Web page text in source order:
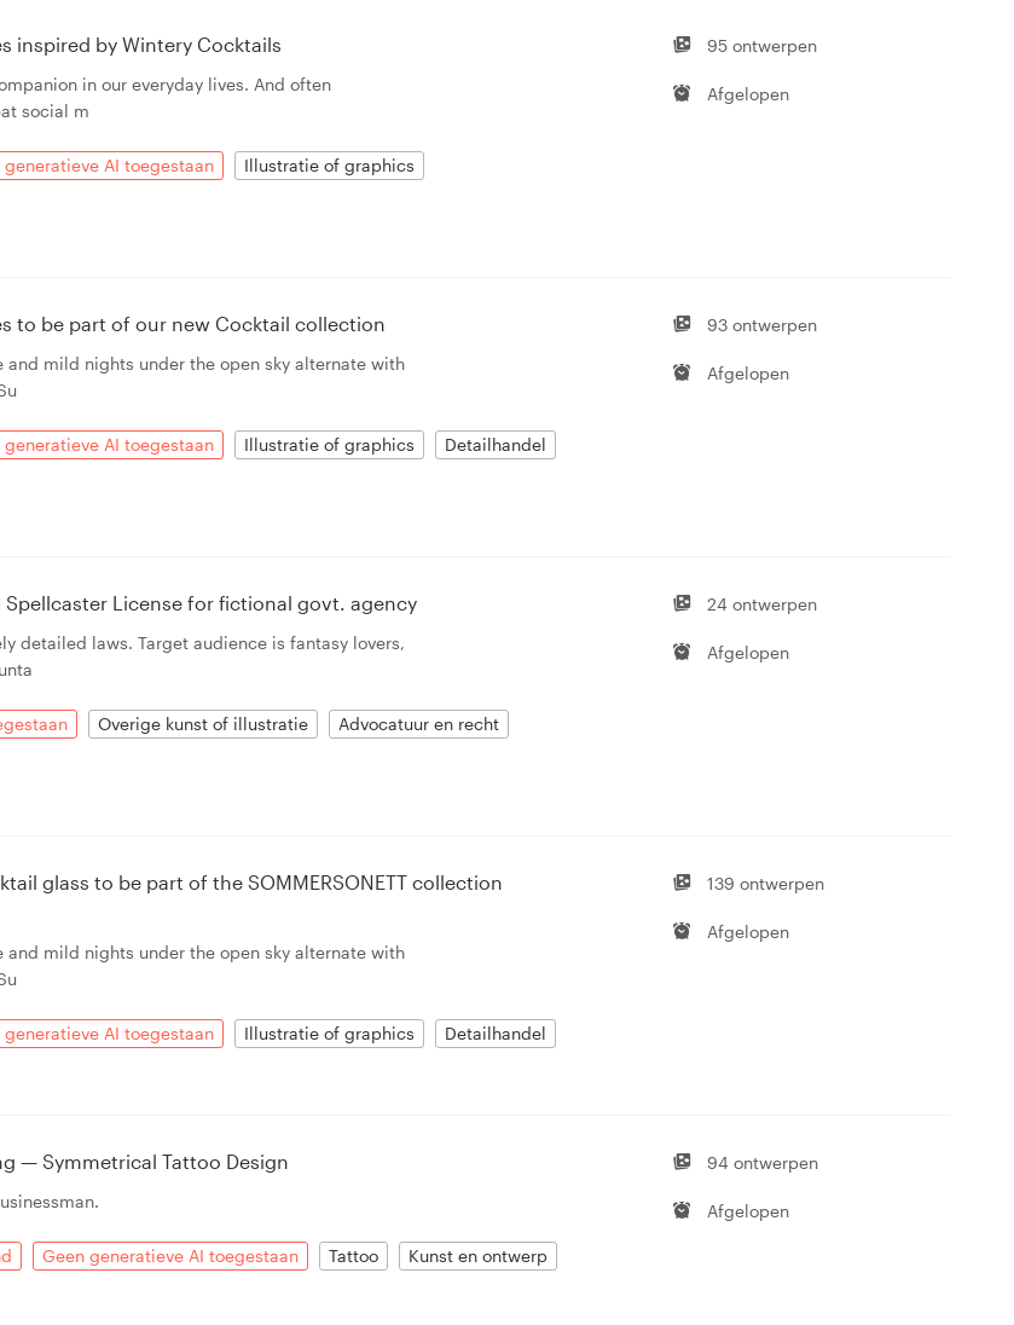
inspired by Wintery Cocktails
in our everyday lives. And often
social m
generatieve AI toegestaan Illustratie of graphics
95 ontwerpen
Afgelopen
to be part of our new Cocktail collection
and mild nights under the open sky alternate with
generatieve AI toegestaan Illustratie of graphics Detailhandel
93 ontwerpen
Afgelopen
License for fictional govt. agency
detailed laws. Target audience is fantasy lovers,
Overige kunst of illustratie Advocatuur en recht
24 ontwerpen
Afgelopen
glass to be part of the SOMMERSONETT collection
and mild nights under the open sky alternate with
generatieve AI toegestaan Illustratie of graphics Detailhandel
139 ontwerpen
Afgelopen
— Symmetrical Tattoo Design
Geen generatieve AI toegestaan Tattoo Kunst en ontwerp
94 ontwerpen
Afgelopen